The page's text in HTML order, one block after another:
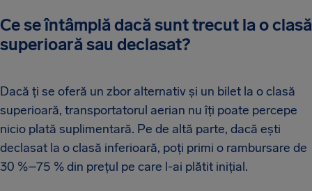
Ce se întâmplă dacă sunt trecut la o clasă
superioară sau declasat?
Dacă ți se oferă un zbor alternativ și un bilet la o clasă
superioară, transportatorul aerian nu îți poate percepe
nicio plată suplimentară. Pe de altă parte, dacă ești
declasat la o clasă inferioară, poți primi o rambursare de
30 %–75 % din prețul pe care l-ai plătit inițial.